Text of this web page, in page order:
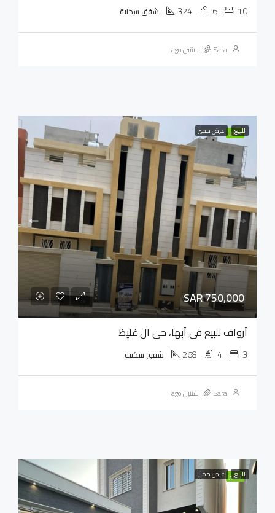
10
6
324 شقق سكنية
Sara سنتين ago
مميز
للبيع عرض مميز
SAR 750,000
أرواف للبيع في أبها، حي ال غليظ
3
4
268 شقق سكنية
Sara سنتين ago
مميز
للبيع عرض مميز